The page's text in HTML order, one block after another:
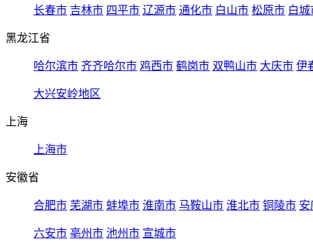
长春市 吉林市 四平市 辽源市 通化市 白山市 松原市 白城
黑龙江省
哈尔滨市 齐齐哈尔市 鸡西市 鹤岗市 双鸭山市 大庆市 伊
大兴安岭地区
上海
上海市
安徽省
合肥市 芜湖市 蚌埠市 淮南市 马鞍山市 淮北市 铜陵市 安
六安市 亳州市 池州市 宣城市